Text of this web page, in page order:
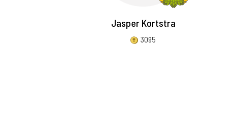
Jasper Kortstra
3095